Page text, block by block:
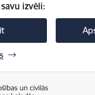
izvēli: